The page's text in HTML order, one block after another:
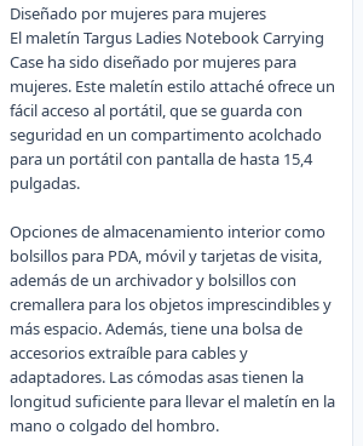
Diseñado por mujeres para mujeres
El maletín Targus Ladies Notebook Carrying
Case ha sido diseñado por mujeres para
mujeres. Este maletín estilo attaché ofrece un
fácil acceso al portátil, que se guarda con
seguridad en un compartimento acolchado
para un portátil con pantalla de hasta 15,4
pulgadas.
Opciones de almacenamiento interior como
bolsillos para PDA, móvil y tarjetas de visita,
además de un archivador y bolsillos con
cremallera para los objetos imprescindibles y
más espacio. Además, tiene una bolsa de
accesorios extraíble para cables y
adaptadores. Las cómodas asas tienen la
longitud suficiente para llevar el maletín en la
mano o colgado del hombro.